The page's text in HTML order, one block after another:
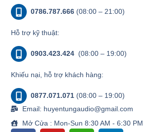
0786.787.666 (08:00 – 21:00)
Hỗ trợ kỹ thuật:
0903.423.424 (08:00 – 19:00)
Khiếu nại, hỗ trợ khách hàng:
0877.071.071 (08:00 – 19:00)
Email: huyentungaudio@gmail.com
Mở Cửa : Mon-Sun 8:30 AM - 6:30 PM